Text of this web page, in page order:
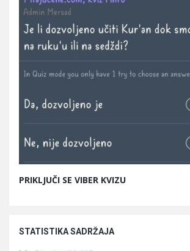
PRIKLJUČI SE VIBER KVIZU
STATISTIKA SADRŽAJA